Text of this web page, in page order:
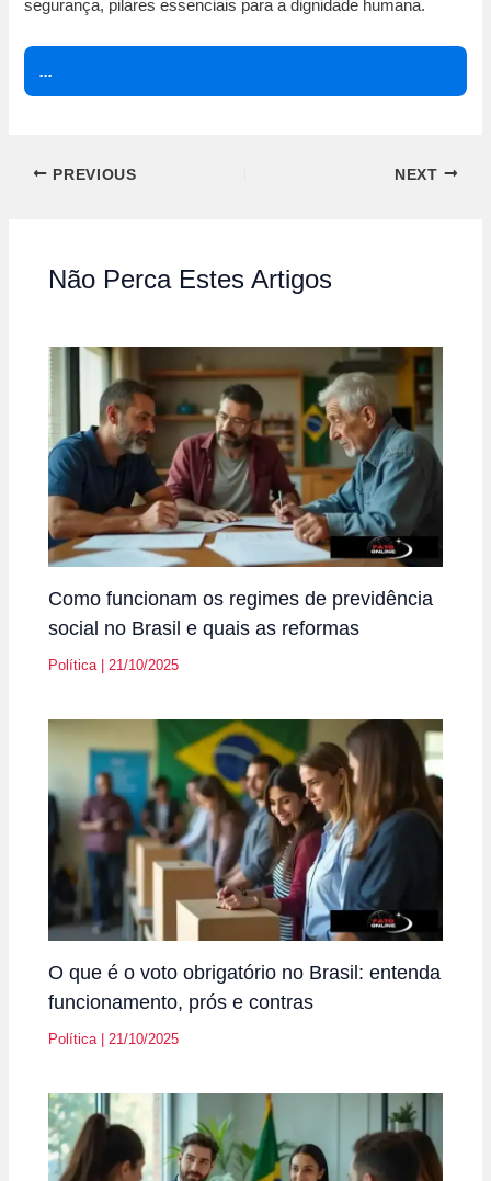
segurança, pilares essenciais para a dignidade humana.
...
PREVIOUS NEXT
Não Perca Estes Artigos
Como funcionam os regimes de previdência
social no Brasil e quais as reformas
Política 21/10/2025
O que é o voto obrigatório no Brasil: entenda
funcionamento, prós e contras
Política | 21/10/2025